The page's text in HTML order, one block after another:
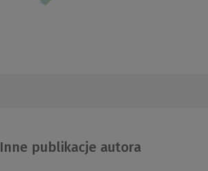
Inne publikacje autora